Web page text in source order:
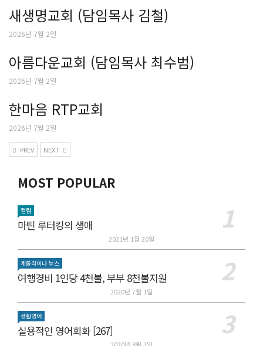
새생명교회 (담임목사 김철)
2026년 7월 2일
아름다운교회 (담임목사 최수범)
2026년 7월 2일
한마음 RTP교회
2026년 7월 2일
PREV NEXT
MOST POPULAR
컬럼
마틴 루터킹의 생애
2021년 1월 20일
캐롤라이나 뉴스
여행경비 1인당 4천불, 부부 8천불지원
2020년 7월 1일
생활영어
실용적인 영어회화 [267]